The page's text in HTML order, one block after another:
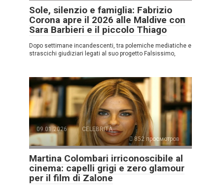
Sole, silenzio e famiglia: Fabrizio
Corona apre il 2026 alle Maldive con
Sara Barbieri e il piccolo Thiago
Dopo settimane incandescenti, tra polemiche mediatiche e
strascichi giudiziari legati al suo progetto Falsissimo,
09.01.2026
CELEBRITÀ
852 просмотров
Martina Colombari irriconoscibile al
cinema: capelli grigi e zero glamour
per il film di Zalone